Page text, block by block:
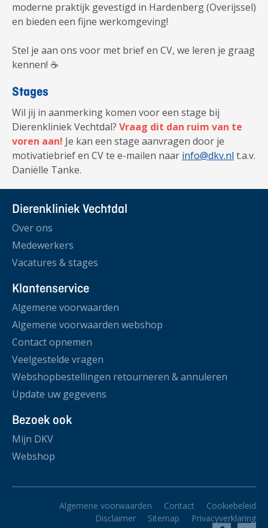
moderne praktijk gevestigd in Hardenberg (Overijssel)
en bieden een fijne werkomgeving!
Stel je aan ons voor met brief en CV, we leren je graag
kennen! ☕
Stages
Wil jij in aanmerking komen voor een stage bij
Dierenkliniek Vechtdal? Vraag dit dan ruim van te
voren aan! Je kan een stage aanvragen door je
motivatiebrief en CV te e-mailen naar info@dkv.nl t.a.v.
Daniëlle Tanke.
Dierenkliniek Vechtdal
Over ons
Medewerkers
Vacatures & stages
Klantenservice
Algemene voorwaarden
Algemene voorwaarden webshop
Contact opnemen
Veelgestelde vragen
Webshopbestellingen retourneren & annuleren
Update uw gegevens
Bezoek ook
Mijn DKV
Webshop
Algemene voorwaarden Contact
Cookiebeleid
Disclaimer
Sitemap
Privacyverklaring